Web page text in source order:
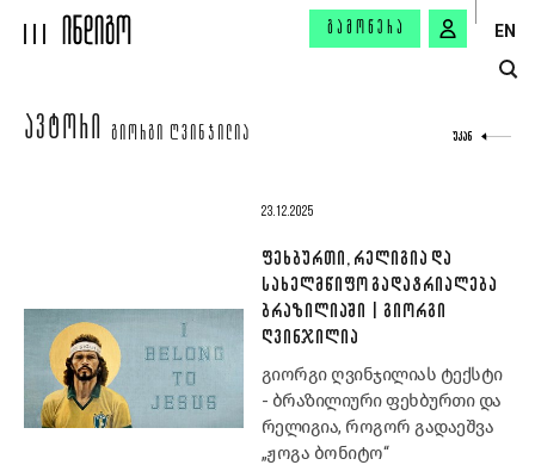
ᲒᲐᲛᲝᲬᲔᲠᲐ EN
ᲐᲕᲢᲝᲠᲘ ᲒᲘᲝᲠᲒᲘ ᲦᲕᲘᲜᲯᲘᲚᲘᲐ ᲣᲙᲐᲜ
23.12.2025
ᲤᲔᲮᲑᲣᲠᲗᲘ, ᲠᲔᲚᲘᲒᲘᲐ ᲓᲐ
ᲡᲐᲮᲔᲚᲛᲬᲘᲤᲝ ᲒᲐᲓᲐᲢᲠᲘᲐᲚᲔᲑᲐ
ᲑᲠᲐᲖᲘᲚᲘᲐᲨᲘ | ᲒᲘᲝᲠᲒᲘ
ᲦᲕᲘᲜᲯᲘᲚᲘᲐ
გიორგი ღვინჯილიას ტექსტი
- ბრაზილიური ფეხბურთი და
რელიგია, როგორ გადაეშვა
„ჟოგა ბონიტო“